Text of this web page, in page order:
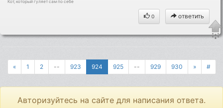
Кот, который гуляет сам по себе
0 ответить
« 1 2 -- 923 924 925 -- 929 930 » #
Авторизуйтесь на сайте для написания ответа.